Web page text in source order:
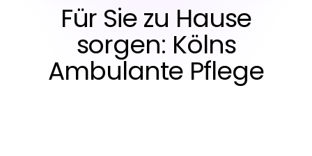
Für Sie zu Hause
sorgen: Kölns
Ambulante Pflege